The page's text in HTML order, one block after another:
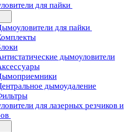
для пайки
для пайки
дымоуловители
дымоудаление
для лазерных резчиков и